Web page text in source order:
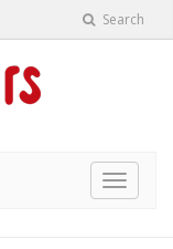
Search
Toggle